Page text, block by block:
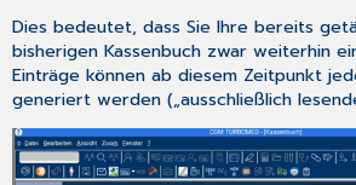
Informationen
rund
um
die
Telematikinfrastruktur
in
Dies bedeutet, dass Sie Ihre bereits
bisherigen Kassenbuch zwar weiterhin
Einträge können ab diesem Zeitpunkt
generiert werden („ausschließlich